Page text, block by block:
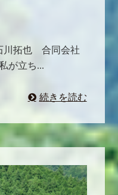
川拓也 合同会社
が立ち...
続きを読む